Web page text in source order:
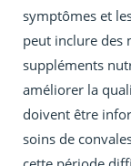
symptômes et
peut inclure des
suppléments
améliorer la
doivent être
soins de